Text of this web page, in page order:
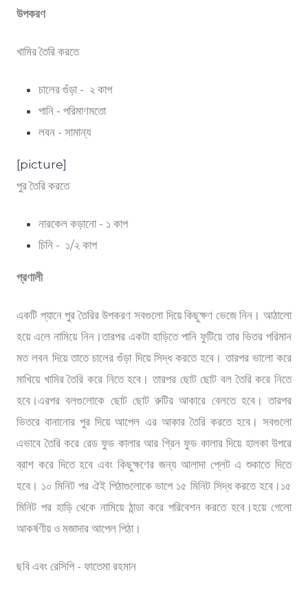
উপকরণ
খামির তৈরি করতে
চালের গুঁড়া - ২ কাপ
পানি - পরিমাণমতো
লবন - সামান্য
[picture]
পুর তৈরি করতে
নারকেল কড়ানো - ১ কাপ
চিনি - ১/২ কাপ
প্রণালী
একটি প্যানে পুর তৈরির উপকরণ সবগুলো দিয়ে কিছুক্ষণ ভেজে নিন। আঠালো
হয়ে এলে নামিয়ে নিন।তারপর একটা হাড়িতে পানি ফুটিয়ে তার ভিতর পরিমান
মত লবন দিয়ে তাতে চালের গুঁড়া দিয়ে সিদ্ধ করতে হবে। তারপর ভালো করে
মাখিয়ে খামির তৈরি করে নিতে হবে। তারপর ছোট ছোট বল তৈরি করে নিতে
হবে।এরপর বলগুলোকে ছোট ছোট রুটির আকারে বেলতে হবে। তারপর
ভিতরে বানানোর পুর দিয়ে আপেল এর আকার তৈরি করতে হবে। সবগুলো
এভাবে তৈরি করে রেড ফুড কালার আর গ্রিন ফুড কালার দিয়ে হালকা উপরে
ব্রাশ করে দিতে হবে এবং কিছুক্ষণের জন্য আলাদা প্লেট এ শুকাতে দিতে
হবে। ১০ মিনিট পর ঐই পিঠাগুলোকে ভাপে ১৫ মিনিট সিদ্ধ করতে হবে।১৫
মিনিট পর হাড়ি থেকে নামিয়ে ঠান্ডা করে পরিবেশন করতে হবে।হয়ে গেলো
আকর্ষণীয় ও মজাদার আপেল পিঠা।
ছবি এবং রেসিপি - ফাতেমা রহমান